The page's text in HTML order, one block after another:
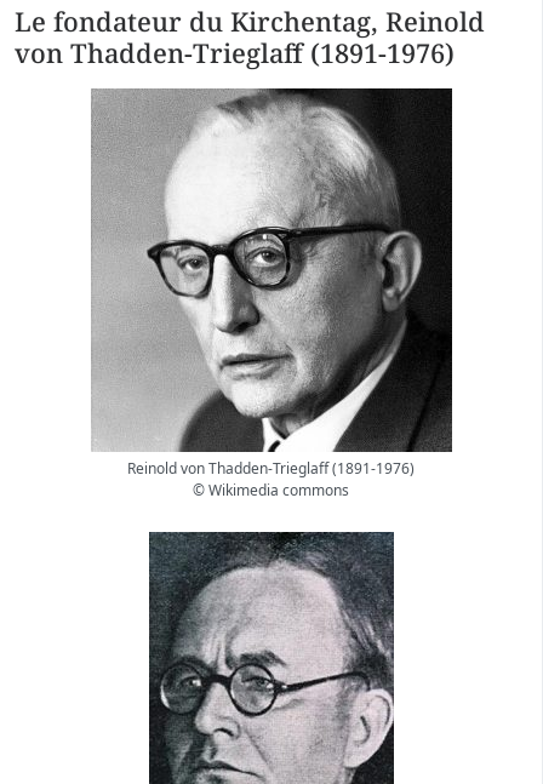
Le fondateur du Kirchentag, Reinold
von Thadden-Trieglaff (1891-1976)
Reinold von Thadden-Trieglaff (1891-1976)
© Wikimedia commons